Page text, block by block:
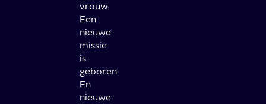
vrouw.
Een
nieuwe
missie
is
geboren.
En
nieuwe